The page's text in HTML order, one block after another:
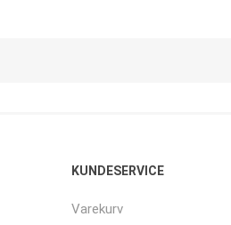
KUNDESERVICE
Varekurv